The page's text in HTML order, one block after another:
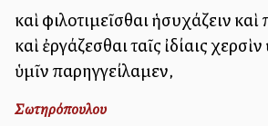
καὶ φιλοτιμεῖσθαι ἡσυχάζειν καὶ
καὶ ἐργάζεσθαι ταῖς ἰδίαις
ὑμῖν παρηγγείλαμεν,
Σωτηρόπουλου